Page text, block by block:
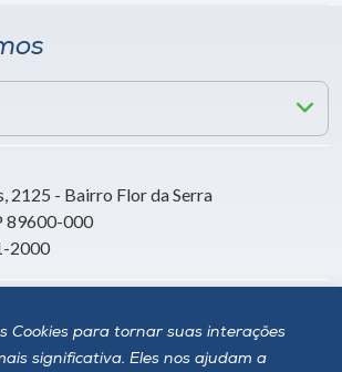
Cookies para tornar suas interações
significativa. Eles nos ajudam a
2125 - Bairro Flor da Serra
89600-000
2000